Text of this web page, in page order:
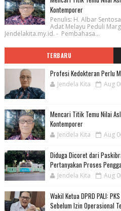
Kontemporer
Penulis: H. Albar
Adat Melayu Peduli
Jendelakita.my.id. - Pembahasa...
TERBARU
Profesi Kedokteran Perlu
Jendela Kita Aug
Mencari Titik Temu Nilai
Kontemporer
Jendela Kita Aug
Diduga Dicoret dari
Pertanyakan Proses
Jendela Kita Aug
Wakil Ketua DPRD PALI:
Sebelum Izin Operasional